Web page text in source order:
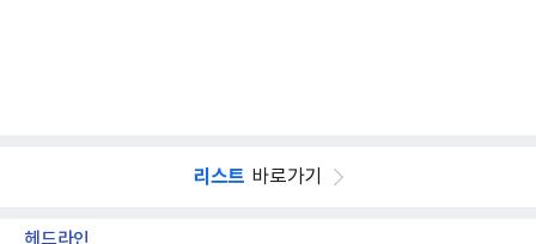
리스트 바로가기